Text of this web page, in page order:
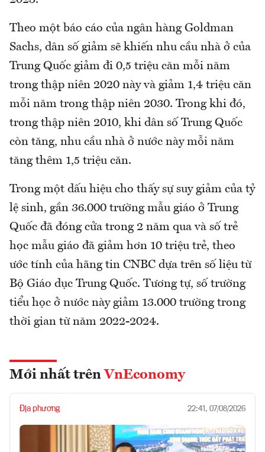
Theo một báo cáo của ngân hàng Goldman
Sachs, dân số giảm sẽ khiến nhu cầu nhà ở của
Trung Quốc giảm đi 0,5 triệu căn mỗi năm
trong thập niên 2020 này và giảm 1,4 triệu căn
mỗi năm trong thập niên 2030. Trong khi đó,
trong thập niên 2010, khi dân số Trung Quốc
còn tăng, nhu cầu nhà ở nước này mỗi năm
tăng thêm 1,5 triệu căn.
Trong một dấu hiệu cho thấy sự suy giảm của tỷ
lệ sinh, gần 36.000 trường mẫu giáo ở Trung
Quốc đã đóng cửa trong 2 năm qua và số trẻ
học mẫu giáo đã giảm hơn 10 triệu trẻ, theo
ước tính của hãng tin CNBC dựa trên số liệu từ
Bộ Giáo dục Trung Quốc. Tương tự, số trường
tiểu học ở nước này giảm 13.000 trường trong
thời gian từ năm 2022-2024.
Mới nhất trên VnEconomy
Địa phương 22:41, 07/08/2026